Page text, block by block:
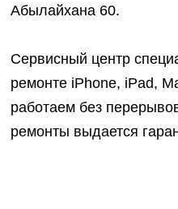
Абылайхана 60.
Сервисный центр
ремонте iPhone, iPad,
работаем без
ремонты выдается